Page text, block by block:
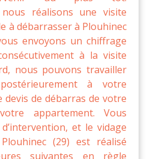
nous réalisons une visite
à débarrasser à Plouhinec
envoyons un chiffrage
à la visite
nous pouvons travailler
à votre
de débarras de votre
appartement. Vous
et le vidage
(29) est réalisé
suivantes en règle